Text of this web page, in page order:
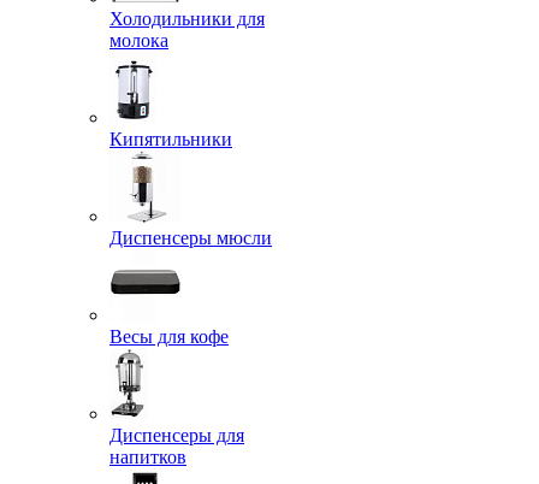
Холодильники для
молока
Кипятильники
Диспенсеры мюсли
Весы для кофе
Диспенсеры для
напитков